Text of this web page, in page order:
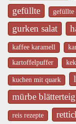
gefüllte gefüllte
gurken salat
kaffee karamell
kartoffelpuffer
kuchen mit quark
mürbe blätterteig
reis rezepte